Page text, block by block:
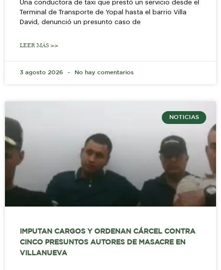
Una conductora de taxi que prestó un servicio desde el
Terminal de Transporte de Yopal hasta el barrio Villa
David, denunció un presunto caso de
LEER MÁS >>
3 agosto 2026 No hay comentarios
NOTICIAS
IMPUTAN CARGOS Y ORDENAN CÁRCEL CONTRA
CINCO PRESUNTOS AUTORES DE MASACRE EN
VILLANUEVA